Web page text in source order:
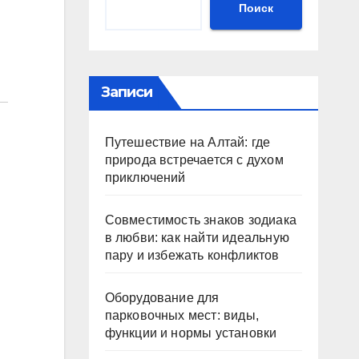
Поиск
Записи
Путешествие на Алтай: где
природа встречается с духом
приключений
Совместимость знаков зодиака
в любви: как найти идеальную
пару и избежать конфликтов
Оборудование для
парковочных мест: виды,
функции и нормы установки